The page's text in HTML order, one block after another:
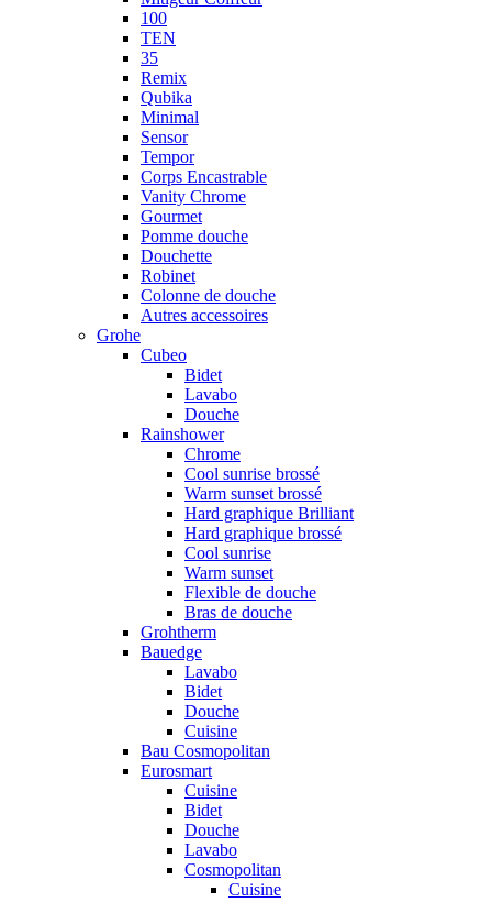
100
TEN
35
Remix
Qubika
Minimal
Sensor
Tempor
Corps Encastrable
Vanity Chrome
Gourmet
Pomme douche
Douchette
Robinet
Colonne de douche
Autres accessoires
Grohe
Cubeo
Bidet
Lavabo
Douche
Rainshower
Chrome
Cool sunrise brossé
Warm sunset brossé
Hard graphique Brilliant
Hard graphique brossé
Cool sunrise
Warm sunset
Flexible de douche
Bras de douche
Grohtherm
Bauedge
Lavabo
Bidet
Douche
Cuisine
Bau Cosmopolitan
Eurosmart
Cuisine
Bidet
Douche
Lavabo
Cosmopolitan
Cuisine